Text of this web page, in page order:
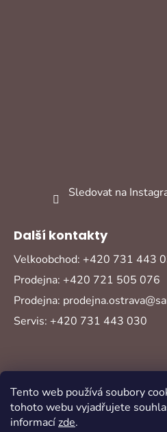
Tento web používá soubory
tohoto webu vyjadřujete
informacízde.
Sledovat na
Další kontakty
Velkoobchod: +420 731 443
Prodejna: +420 721 505 076
Prodejna:
Servis: +420 731 443 030